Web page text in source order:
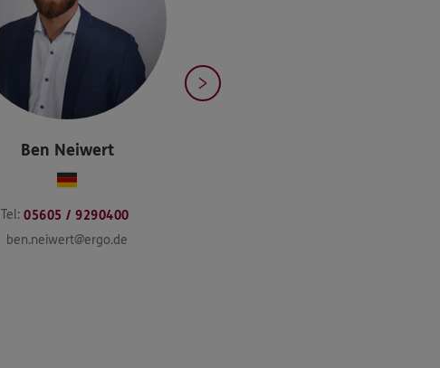
Ben Neiwert
Tel: 05605 / 9290400
ben.neiwert@ergo.de